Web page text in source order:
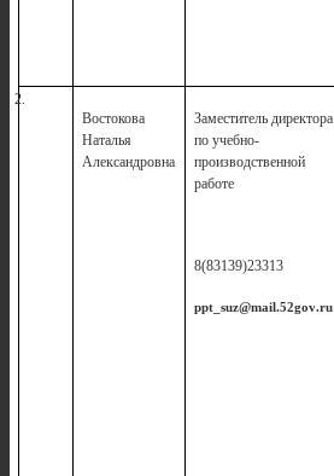
2.
Востокова
Наталья
Александровна
Заместитель директора
по учебно-
производственной
работе
8(83139)23313
ppt _suz@mail.52gov.ru